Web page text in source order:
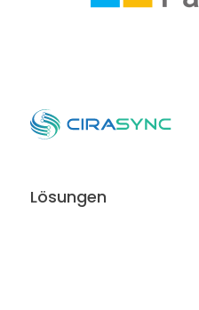
Lösungen